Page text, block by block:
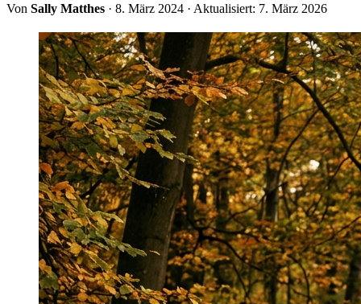
Von Sally Matthes · 8. März 2024 · Aktualisiert: 7. März 2026